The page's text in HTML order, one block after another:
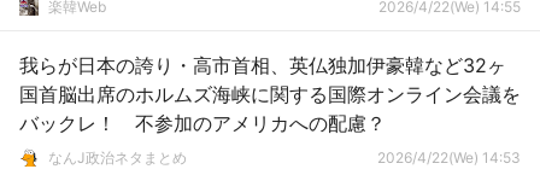
楽韓Web 2026/4/22(We) 14:55
我らが日本の誇り・高市首相、英仏独加伊豪韓など32ヶ
国首脳出席のホルムズ海峡に関する国際オンライン会議を
バックレ！ 不参加のアメリカへの配慮？
なんJ政治ネタまとめ 2026/4/22(We) 14:53